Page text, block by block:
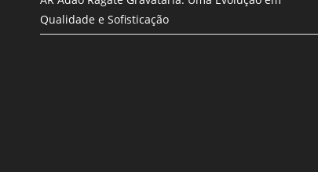
Qualidade e Sofisticação